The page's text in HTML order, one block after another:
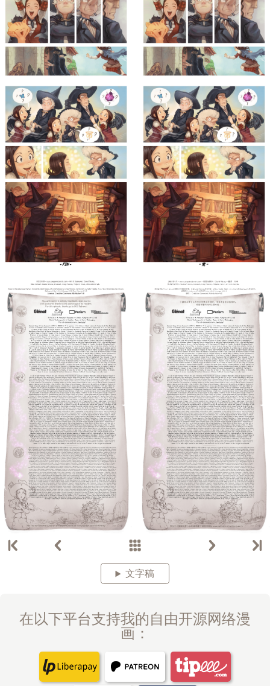
文字稿
在以下平台支持我的自由开源网络漫
画：